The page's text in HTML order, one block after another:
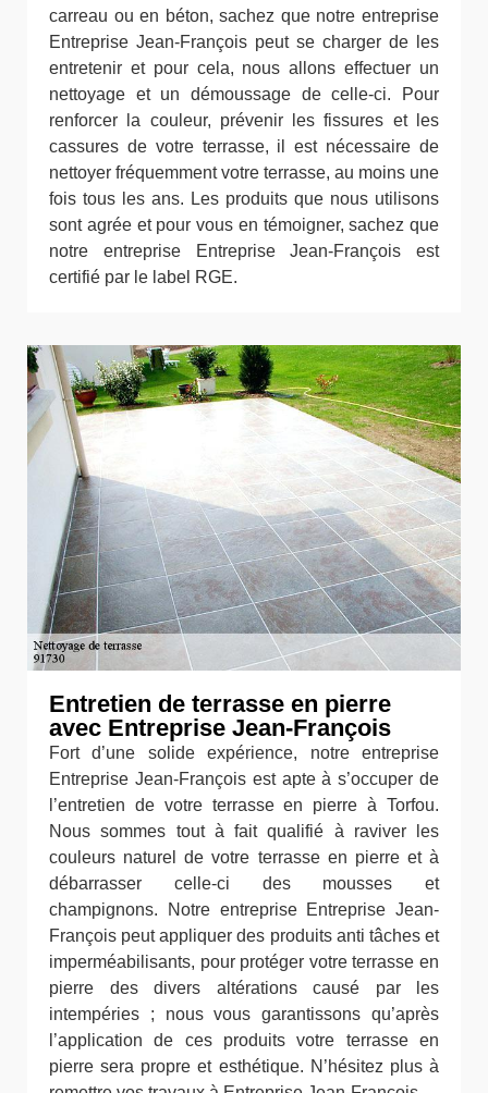
carreau ou en béton, sachez que notre entreprise
Entreprise Jean-François peut se charger de les
entretenir et pour cela, nous allons effectuer un
nettoyage et un démoussage de celle-ci. Pour
renforcer la couleur, prévenir les fissures et les
cassures de votre terrasse, il est nécessaire de
nettoyer fréquemment votre terrasse, au moins une
fois tous les ans. Les produits que nous utilisons
sont agrée et pour vous en témoigner, sachez que
notre entreprise Entreprise Jean-François est
certifié par le label RGE.
Entretien de terrasse en pierre
avec Entreprise Jean-François
Fort d’une solide expérience, notre entreprise
Entreprise Jean-François est apte à s’occuper de
l’entretien de votre terrasse en pierre à Torfou.
Nous sommes tout à fait qualifié à raviver les
couleurs naturel de votre terrasse en pierre et à
débarrasser celle-ci des mousses et
champignons. Notre entreprise Entreprise Jean-
François peut appliquer des produits anti tâches et
imperméabilisants, pour protéger votre terrasse en
pierre des divers altérations causé par les
intempéries ; nous vous garantissons qu’après
l’application de ces produits votre terrasse en
pierre sera propre et esthétique. N’hésitez plus à